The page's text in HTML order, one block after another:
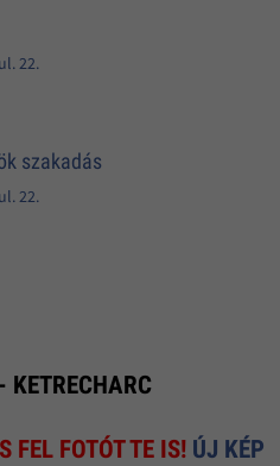
22.
szakadás
22.
KETRECHARC
FEL FOTÓT TE IS! ÚJ KÉP